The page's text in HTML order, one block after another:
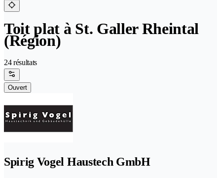
Toit plat à St. Galler Rheintal
(Région)
24 résultats
Ouvert
Spirig Vogel Haustech GmbH